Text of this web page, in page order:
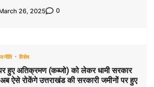
26, 2025 0
विशेष
हुए अतिक्रमण (कब्जो) को लेकर धामी सरकार
ऐसे रोकेंगे उत्तराखंड की सरकारी जमीनों पर हुए